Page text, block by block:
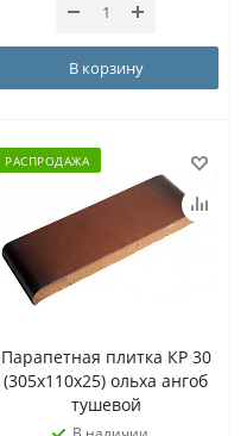
В корзину
РАСПРОДАЖА
Парапетная плитка КР 30
(305х110х25) ольха ангоб
тушевой